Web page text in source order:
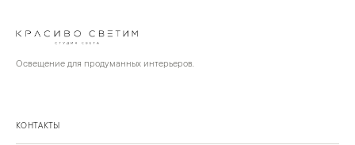
Освещение для продуманных интерьеров.
КОНТАКТЫ